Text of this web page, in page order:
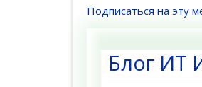
Подписаться на эту
Блог ИТ